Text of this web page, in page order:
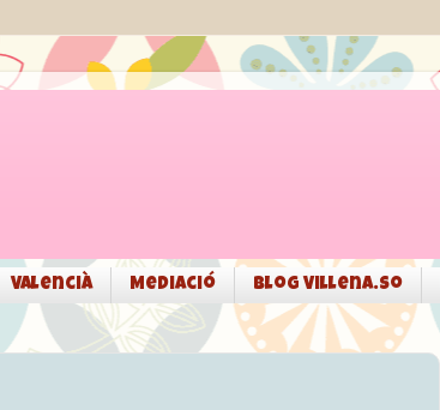
Valencià Mediació Blog Villena.so